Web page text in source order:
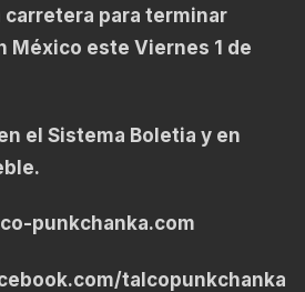
carretera para terminar
México este Viernes 1 de
el Sistema Boletia y en
punkchanka.com
talcopunkchanka